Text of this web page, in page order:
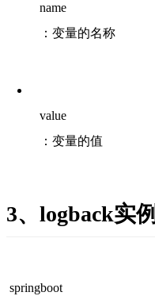
name
：变量的名称
value
：变量的值
3、logback实例
springboot